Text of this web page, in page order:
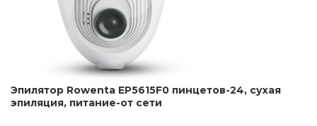
Эпилятор Rowenta EP5615F0 пинцетов-24, сухая
эпиляция, питание-от сети